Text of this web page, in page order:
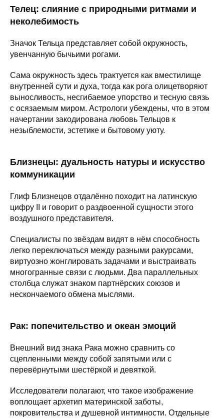
Телец: слияние с природными ритмами и
неколебимость
Значок Тельца представляет собой окружность,
увенчанную бычьими рогами.
Сама окружность здесь трактуется как вместилище
внутренней сути и духа, тогда как рога олицетворяют
выносливость, несгибаемое упорство и тесную связь
с осязаемым миром. Астрологи убеждены, что в этом
начертании закодирована любовь Тельцов к
незыблемости, эстетике и бытовому уюту.
Близнецы: дуальность натуры и искусство
коммуникации
Глиф Близнецов отдалённо походит на латинскую
цифру II и говорит о раздвоенной сущности этого
воздушного представителя.
Специалисты по звёздам видят в нём способность
легко переключаться между разными ракурсами,
виртуозно жонглировать задачами и выстраивать
многогранные связи с людьми. Два параллельных
столбца служат знаком партнёрских союзов и
нескончаемого обмена мыслями.
Рак: попечительство и океан эмоций
Внешний вид знака Рака можно сравнить со
сцепленными между собой запятыми или с
перевёрнутыми шестёркой и девяткой.
Исследователи полагают, что такое изображение
воплощает архетип материнской заботы,
покровительства и душевной интимности. Отдельные